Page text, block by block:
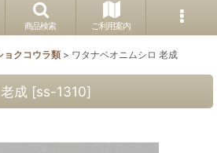
商品検索 ご利用案内
ョクコウラ類 > ワタナベオニムシロ 老成
成 [ss-1310]